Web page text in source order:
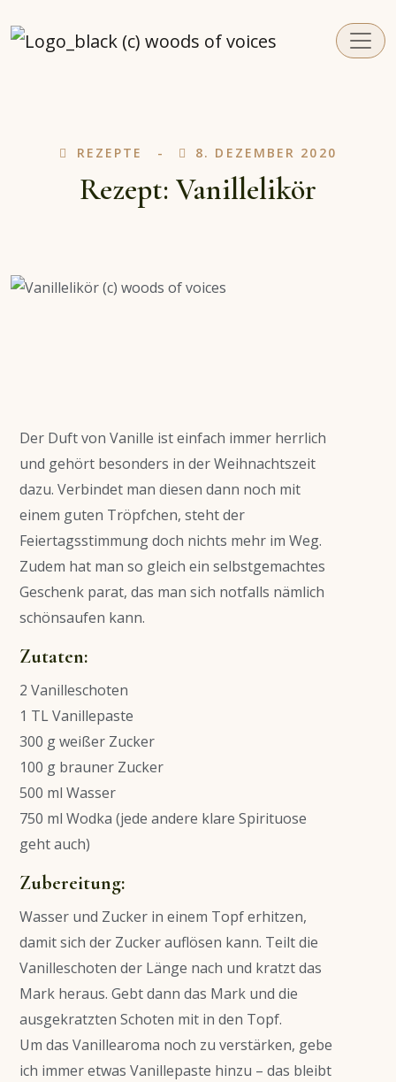
REZEPTE 8. DEZEMBER 2020
Rezept: Vanillelikör
Der Duft von Vanille ist einfach immer herrlich
und gehört besonders in der Weihnachtszeit
dazu. Verbindet man diesen dann noch mit
einem guten Tröpfchen, steht der
Feiertagsstimmung doch nichts mehr im Weg.
Zudem hat man so gleich ein selbstgemachtes
Geschenk parat, das man sich notfalls nämlich
schönsaufen kann.
Zutaten:
2 Vanilleschoten
1 TL Vanillepaste
300 g weißer Zucker
100 g brauner Zucker
500 ml Wasser
750 ml Wodka (jede andere klare Spirituose
geht auch)
Zubereitung:
Wasser und Zucker in einem Topf erhitzen,
damit sich der Zucker auflösen kann. Teilt die
Vanilleschoten der Länge nach und kratzt das
Mark heraus. Gebt dann das Mark und die
ausgekratzten Schoten mit in den Topf.
Um das Vanillearoma noch zu verstärken, gebe
ich immer etwas Vanillepaste hinzu – das bleibt